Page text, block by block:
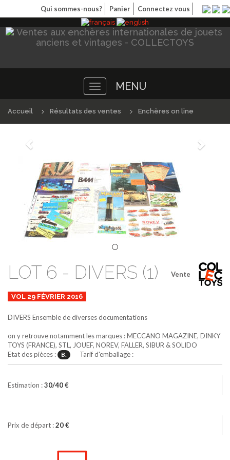
Qui sommes-nous? Panier Connectez vous
Toggle
navigation
MENU
Accueil Résultats des ventes Enchères on line
Précédént
Vente
LOT 6 - DIVERS (1)
VOL 29 FÉVRIER 2016
DIVERS Ensemble de diverses documentations
on y retrouve notamment les marques : MECCANO MAGAZINE, DINKY
TOYS (FRANCE), STL, JOUEF, NOREV, FALLER, SIBUR & SOLIDO
Etat des pièces :
B. Tarif d'emballage :
Estimation :30/40 €
Prix de départ :20 €